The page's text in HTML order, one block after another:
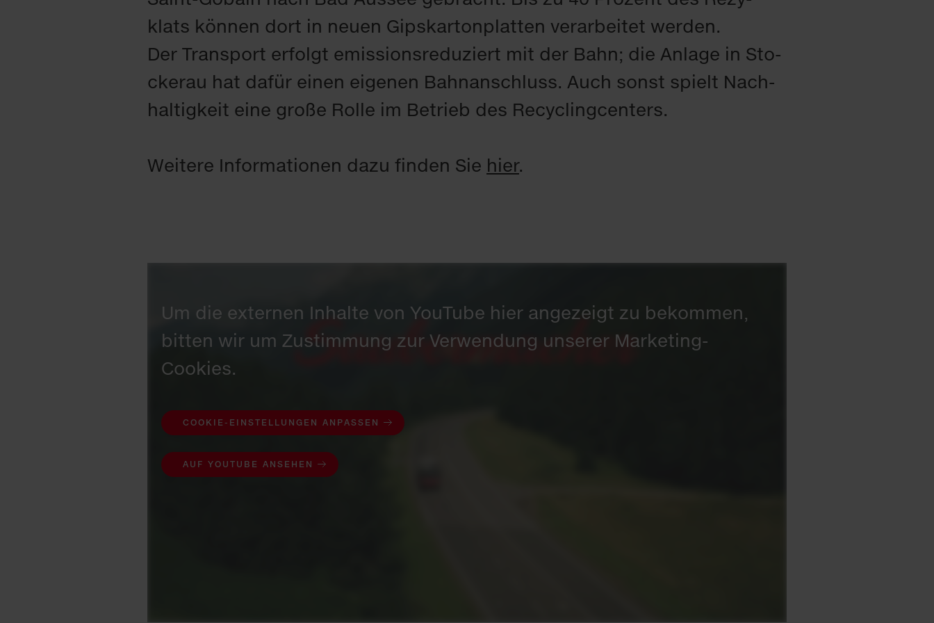
klats kön­nen dort in neu­en Gips­kar­ton­plat­ten ver­ar­bei­tet wer­den.
Der Trans­port er­folgt emis­si­ons­re­du­ziert mit der Bahn; die An­la­ge in Sto­
ckerau hat da­für ei­nen ei­ge­nen Bahn­an­schluss. Auch sonst spielt Nach­
hal­tig­keit ei­ne gro­ße Rol­le im Be­trieb des Re­cy­cling­cen­ters.
Wei­te­re In­for­ma­tio­nen da­zu fin­den Sie hier.
Um die externen Inhalte von YouTube hier angezeigt zu bekommen,
bitten wir um Zustimmung zur Verwendung unserer Marketing-
Cookies.
COOKIE-EINSTELLUNGEN ANPASSEN
AUF YOUTUBE ANSEHEN